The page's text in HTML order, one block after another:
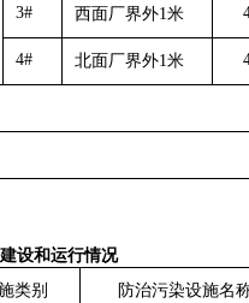
3# 西面厂界外1米
4# 北面厂界外1米
设和运行情况
类别
防治污染设施名